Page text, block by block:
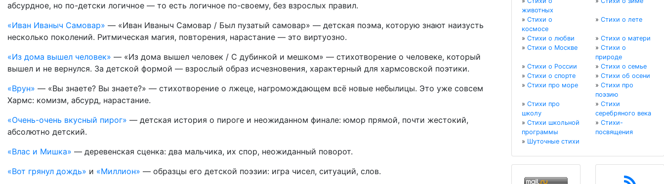
абсурдное, но по-детски логичное — то есть логичное по-своему, без взрослых правил.
«Иван Иваныч Самовар» — «Иван Иваныч Самовар / Был пузатый самовар» — детская поэма, которую знают наизусть
несколько поколений. Ритмическая магия, повторения, нарастание — это виртуозно.
«Из дома вышел человек» — «Из дома вышел человек / С дубинкой и мешком» — стихотворение о человеке, который
вышел и не вернулся. За детской формой — взрослый образ исчезновения, характерный для хармсовской поэтики.
«Врун» — «Вы знаете? Вы знаете?» — стихотворение о лжеце, нагромождающем всё новые небылицы. Это уже совсем
Хармс: комизм, абсурд, нарастание.
«Очень-очень вкусный пирог» — детская история о пироге и неожиданном финале: юмор прямой, почти жестокий,
абсолютно детский.
«Влас и Мишка» — деревенская сценка: два мальчика, их спор, неожиданный поворот.
«Вот грянул дождь» и «Миллион» — образцы его детской поэзии: игра чисел, ситуаций, слов.
животных
» Стихи о
космосе
» Стихи о лете
» Стихи о любви » Стихи о матери
» Стихи о Москве » Стихи о
природе
» Стихи о России » Стихи о семье
» Стихи о спорте » Стихи об осени
» Стихи про море » Стихи про
поэзию
» Стихи про
школу
» Стихи
серебряного века
» Стихи школьной
программы
» Стихи-
посвящения
» Шуточные стихи